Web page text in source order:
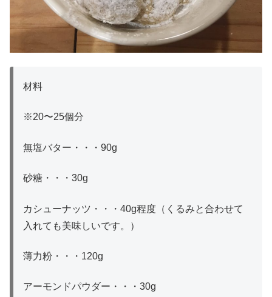
材料
※20〜25個分
無塩バター・・・90g
砂糖・・・30g
カシューナッツ・・・40g程度（くるみと合わせて
入れても美味しいです。）
薄力粉・・・120g
アーモンドパウダー・・・30g